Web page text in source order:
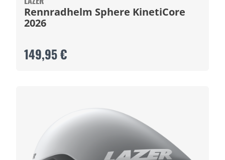
Rennradhelm Sphere KinetiCore
2026
149,95 €